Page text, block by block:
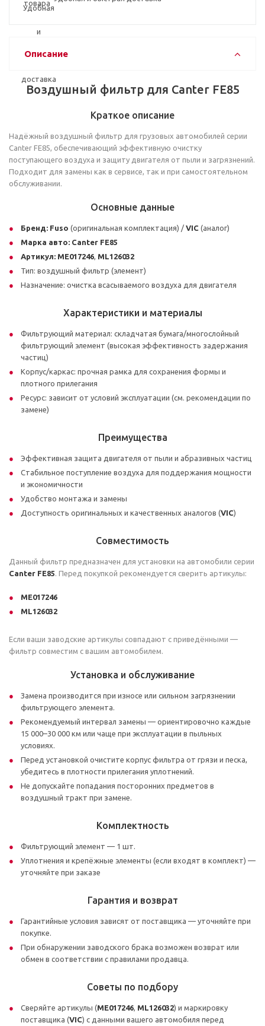
Описание
Воздушный фильтр для Canter FE85
Краткое описание
Надёжный воздушный фильтр для грузовых автомобилей серии
Canter FE85, обеспечивающий эффективную очистку
поступающего воздуха и защиту двигателя от пыли и загрязнений.
Подходит для замены как в сервисе, так и при самостоятельном
обслуживании.
Основные данные
Бренд: Fuso (оригинальная комплектация) / VIC (аналог)
Марка авто: Canter FE85
Артикул: ME017246 ML126032
Тип: воздушный фильтр (элемент)
Назначение: очистка всасываемого воздуха для двигателя
Характеристики и материалы
Фильтрующий материал: складчатая бумага/многослойный
фильтрующий элемент (высокая эффективность задержания
частиц)
Корпус/каркас: прочная рамка для сохранения формы и
плотного прилегания
Ресурс: зависит от условий эксплуатации (см. рекомендации по
замене)
Преимущества
Эффективная защита двигателя от пыли и абразивных частиц
Стабильное поступление воздуха для поддержания мощности
и экономичности
Удобство монтажа и замены
Доступность оригинальных и качественных аналогов (VIC)
Совместимость
Данный фильтр предназначен для установки на автомобили серии
Canter FE85 . Перед покупкой рекомендуется сверить артикулы:
ME017246
ML126032
Если ваши заводские артикулы совпадают с приведёнными —
фильтр совместим с вашим автомобилем.
Установка и обслуживание
Замена производится при износе или сильном загрязнении
фильтрующего элемента.
Рекомендуемый интервал замены — ориентировочно каждые
15 000–30 000 км или чаще при эксплуатации в пыльных
условиях.
Перед установкой очистите корпус фильтра от грязи и песка,
убедитесь в плотности прилегания уплотнений.
Не допускайте попадания посторонних предметов в
воздушный тракт при замене.
Комплектность
Фильтрующий элемент — 1 шт.
Уплотнения и крепёжные элементы (если входят в комплект) —
уточняйте при заказе
Гарантия и возврат
Гарантийные условия зависят от поставщика — уточняйте при
покупке.
При обнаружении заводского брака возможен возврат или
обмен в соответствии с правилами продавца.
Советы по подбору
Сверяйте артикулы (ME017246 ML126032) и маркировку
поставщика (VIC) с данными вашего автомобиля перед